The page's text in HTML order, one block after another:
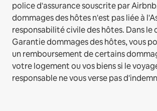
police d'assurance souscrite par
dommages des hôtes n'est pas liée à
responsabilité civile des hôtes. Dans le
Garantie dommages des hôtes, vous
un remboursement de certains
votre logement ou vos biens si le
responsable ne vous verse pas